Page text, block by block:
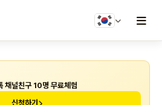
채널친구 10명 무료체험
신청하기